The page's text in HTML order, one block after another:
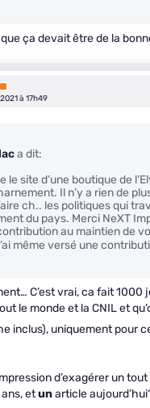
ça devait être de la
Premium
à 17h49
a dit:
le site d’une boutique de
Il n’y a rien de
ch.. les politiques qui
du pays. Merci NeXT
au maintien de
même versé une
C’est vrai, ca fait 1000
le monde et la CNIL et
inclus), uniquement pour
d’exagérer un
etunarticle